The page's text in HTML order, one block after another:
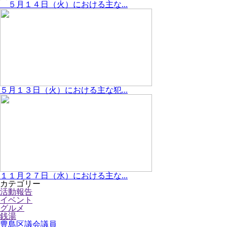
５月１４日（火）における主な...
５月１３日（火）における主な犯...
１１月２７日（水）における主な...
カテゴリー
活動報告
イベント
グルメ
銭湯
豊島区議会議員